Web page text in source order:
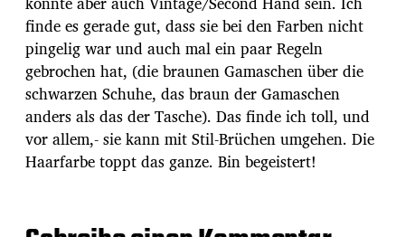
finde es gerade gut, dass sie bei den Farben nicht
pingelig war und auch mal ein paar Regeln
gebrochen hat, (die braunen Gamaschen über die
schwarzen Schuhe, das braun der Gamaschen
anders als das der Tasche). Das finde ich toll, und
vor allem,- sie kann mit Stil-Brüchen umgehen. Die
Haarfarbe toppt das ganze. Bin begeistert!